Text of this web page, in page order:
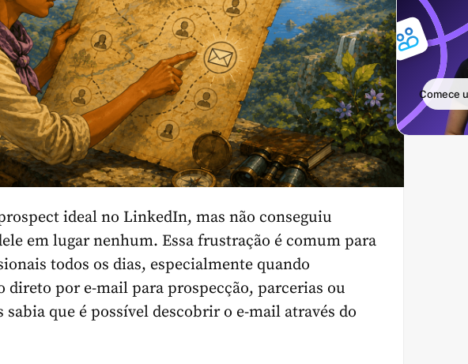
ideal no LinkedIn, mas não conseguiu
em lugar nenhum. Essa frustração é comum para
todos os dias, especialmente quando
direto por e-mail para prospecção, parcerias ou
que é possível descobrir o e-mail através do
Comece